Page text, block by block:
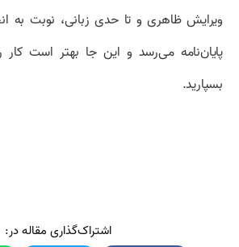
ویرایش ظاهری و تا حدی زبانی، نوبت به
پایان‌نامه می‌رسد و این جا بهتر است کار
بسپارید.
اشتراک‌گذاری مقاله در: